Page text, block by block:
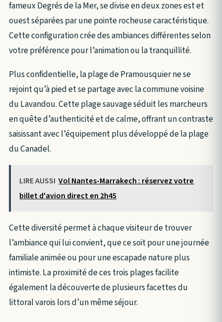
fameux Degrés de la Mer, se divise en deux zones est et
ouest séparées par une pointe rocheuse caractéristique.
Cette configuration crée des ambiances différentes selon
votre préférence pour l’animation ou la tranquillité.
Plus confidentielle, la plage de Pramousquier ne se
rejoint qu’à pied et se partage avec la commune voisine
du Lavandou. Cette plage sauvage séduit les marcheurs
en quête d’authenticité et de calme, offrant un contraste
saisissant avec l’équipement plus développé de la plage
du Canadel.
LIRE AUSSI Vol Nantes-Marrakech : réservez votre
billet d'avion direct en 2h45
Cette diversité permet à chaque visiteur de trouver
l’ambiance qui lui convient, que ce soit pour une journée
familiale animée ou pour une escapade nature plus
intimiste. La proximité de ces trois plages facilite
également la découverte de plusieurs facettes du
littoral varois lors d’un même séjour.